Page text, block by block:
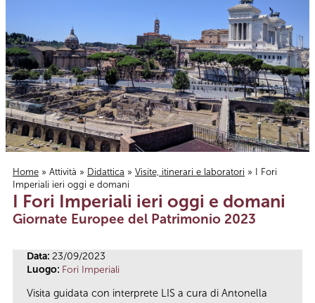
Tu sei qui
Home » Attività » Didattica » Visite, itinerari e laboratori » I Fori
Imperiali ieri oggi e domani
I Fori Imperiali ieri oggi e domani
Giornate Europee del Patrimonio 2023
Data: 23/09/2023
Luogo: Fori Imperiali
Visita guidata con interprete LIS a cura di Antonella